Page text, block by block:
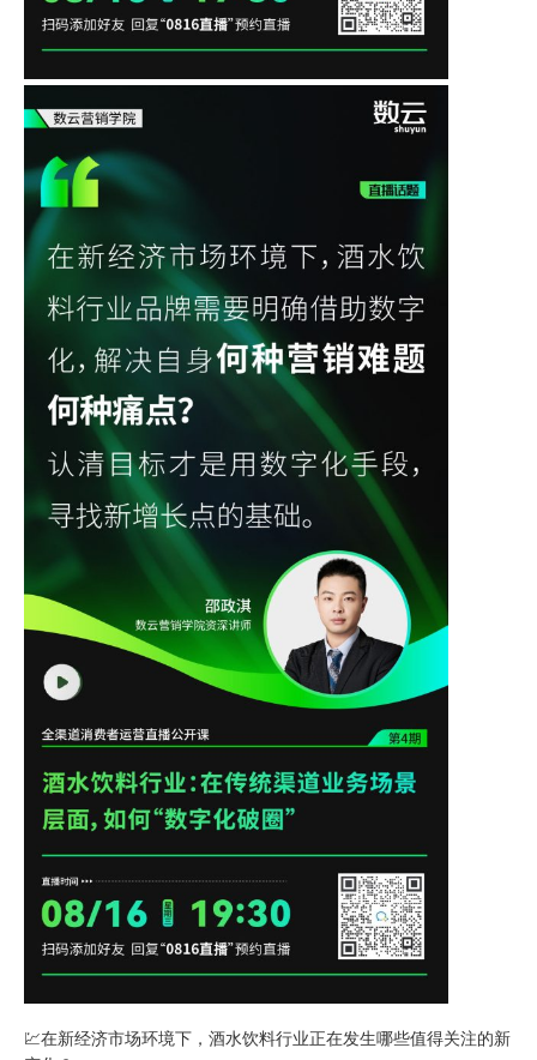
💹在新经济市场环境下，酒水饮料行业正在发生哪些值得关注的新